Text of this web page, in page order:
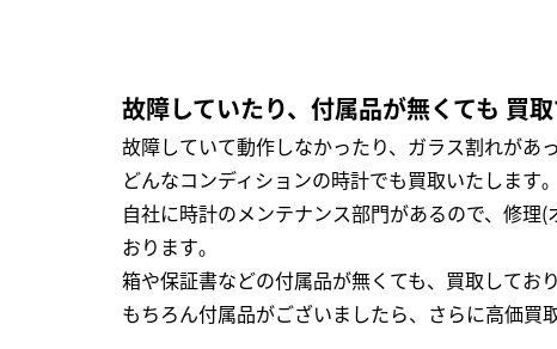
故障していたり、付属品が無くても 買取
故障していて動作しなかったり、ガラス割れがあ
どんなコンディションの時計でも買取いたします｡
自社に時計のメンテナンス部門があるので、修
おります｡
箱や保証書などの付属品が無くても、買取しており
もちろん付属品がございましたら、さらに高価買